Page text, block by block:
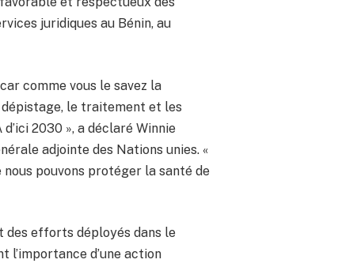
juridiques au Bénin, au
comme vous le savez la
le traitement et les
2030 », a déclaré Winnie
adjointe des Nations unies. «
nous pouvons protéger la santé de
des efforts déployés dans le
l’importance d’une action